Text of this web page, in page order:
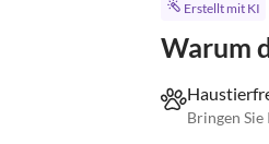
Erstellt mit KI
Warum
Bringen